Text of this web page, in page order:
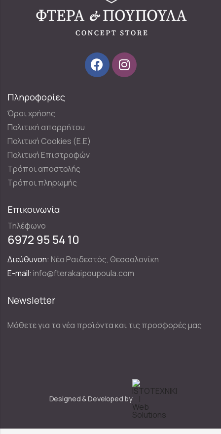
Πληροφορίες
Όροι χρήσης
Πολιτική απορρήτου
Πολιτική Cookies (E.E)
Πολιτική Επιστροφών
Τρόποι αποστολής
Τρόποι πληρωμής
Επικοινωνία
Τηλέφωνο
6972 95 54 10
Διεύθυνση: Νέα Ραιδεστός, Θεσσαλονίκη
E-mail: info@fterakaipoupoula.com
Newsletter
Μάθετε για τα νέα προϊόντα και τις προσφορές μας
Designed & Developed by